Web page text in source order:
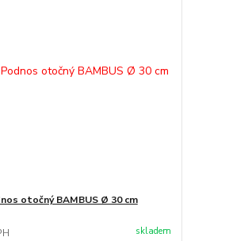
otočný BAMBUS Ø 30 cm
skladem